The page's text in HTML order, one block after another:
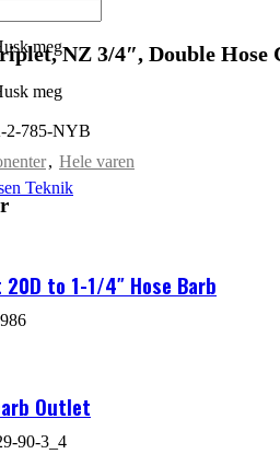
meg
meg
NZ 3/4″, Double Hose
2-785-NYB
, Hele varen
to 1-1/4″ Hose Barb
Outlet
90-3_4